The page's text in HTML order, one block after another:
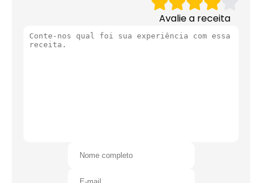
Avalie a receita